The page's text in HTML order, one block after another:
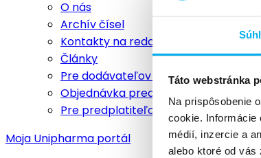
Táto webstránka
Na prispôsobenie
cookie. Informácie
médií, inzercie a
alebo ktoré od
O nás
Archív čísel
Kontakty na redakciu
Články
Pre dodávateľov a inzerentov
Objednávka predplatného
Pre predplatiteľov
Moja Unipharma portál